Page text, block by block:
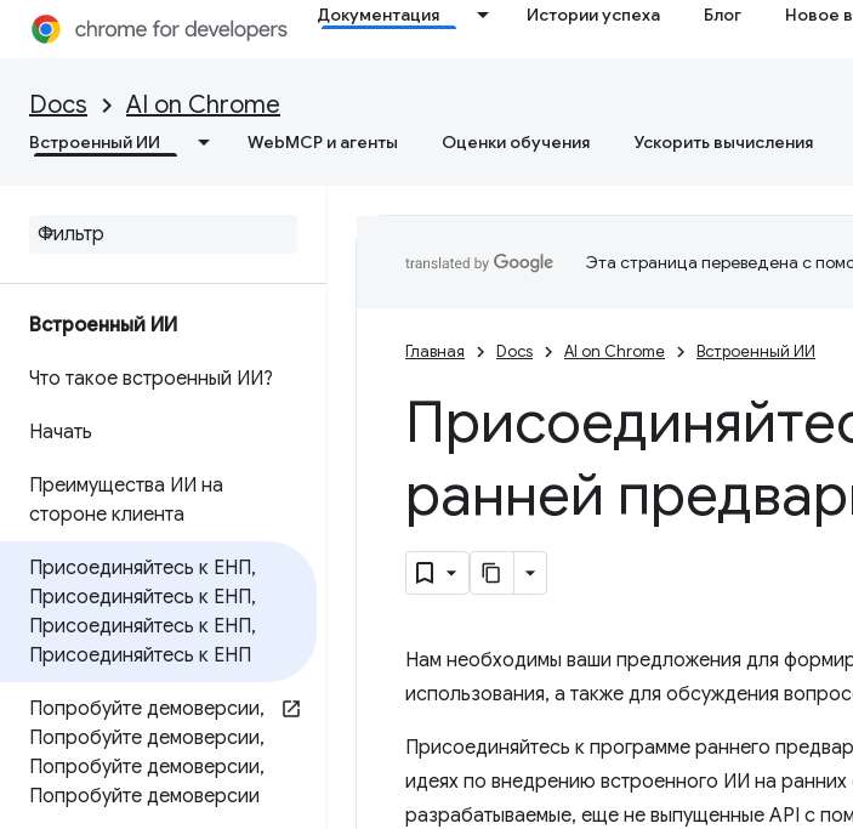
Документация Истории успеха Блог Новое
Docs AI on Chrome
Встроенный ИИ WebMCP и агенты Оценки обучения Ускорить вычисления
Встроенный ИИ
Что такое встроенный ИИ?
Начать
Преимущества ИИ на
стороне клиента
Присоединяйтесь к ЕНП,
Присоединяйтесь к ЕНП,
Присоединяйтесь к ЕНП,
Присоединяйтесь к ЕНП
Попробуйте демоверсии,
Попробуйте демоверсии,
Попробуйте демоверсии,
Попробуйте демоверсии
Эта страница переведена с
Главная Docs AI on Chrome Встроенный ИИ
ранней
Нам необходимы ваши предложения для
использования, а также для обсуждения
Присоединяйтесь к программе раннего
идеях по внедрению встроенного ИИ на ранних
разрабатываемые, еще не выпущенные API с